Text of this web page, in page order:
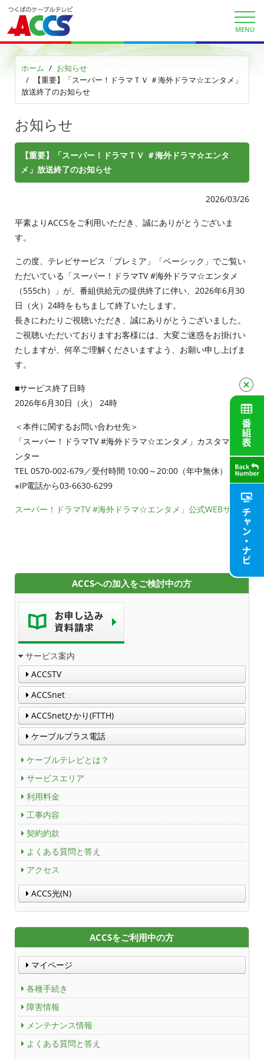
MENU
ホーム
お知らせ
【重要】「スーパー！ドラマＴＶ ＃海外ドラマ☆エンタメ」
放送終了のお知らせ
お知らせ
【重要】「スーパー！ドラマＴＶ ＃海外ドラマ☆エンタ
メ」放送終了のお知らせ
2026/03/26
平素よりACCSをご利用いただき、誠にありがとうございま
す。
この度、テレビサービス「プレミア」「ベーシック」でご覧い
ただいている「スーパー！ドラマTV #海外ドラマ☆エンタメ
（555ch）」が、番組供給元の提供終了に伴い、2026年6月30
日（火）24時をもちまして終了いたします。
長きにわたりご視聴いただき、誠にありがとうございました。
ご視聴いただいておりますお客様には、大変ご迷惑をお掛けい
たしますが、何卒ご理解くださいますよう、お願い申し上げま
す。
■サービス終了日時
2026年6月30日（火） 24時
＜本件に関するお問い合わせ先＞
「スーパー！ドラマTV #海外ドラマ☆エンタメ」カスタマーセ
ンター
TEL 0570-002-679／受付時間 10:00～20:00（年中無休）
※IP電話から03-6630-6299
スーパー！ドラマTV #海外ドラマ☆エンタメ」公式WEBサイト
ACCSへの加入をご検討中の方
サービス案内
ACCSTV
ACCSnet
ACCSnetひかり(FTTH)
ケーブルプラス電話
ケーブルテレビとは？
サービスエリア
利用料金
工事内容
契約約款
よくある質問と答え
アクセス
ACCS光(N)
ACCSをご利用中の方
マイページ
各種手続き
障害情報
メンテナンス情報
よくある質問と答え
利用料金
工事内容
契約約款
マイページ
各種手続き
財団案内
ごあいさつ
沿革
ＡＣＣＳ40年のあゆみ
ＡＣＣＳ番組基準
放送番組審議会議事録
個人情報保護方針
人材募集
Channel Table
ACCSTV
ACCSnet
Cable-plus Phone
ACCSTV,ACCSnet&Cable-plus Phone Set
Service
ACCS Cable Connection
つくばもん（地域情報サイト）